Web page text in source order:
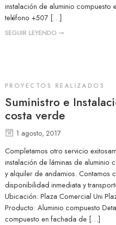
instalación de aluminio compuesto
teléfono +507 […]
SEGUIR LEYENDO ➞
PROYECTOS REALIZADOS
Suministro e
costa verde
1 agosto, 2017
Completamos otro servicio
instalación de láminas de aluminio
y alquiler de andamios. Contamos
disponibilidad inmediata y
Ubicación: Plaza Comercial Uni
Producto: Aluminio compuesto
compuesto en fachada de […]